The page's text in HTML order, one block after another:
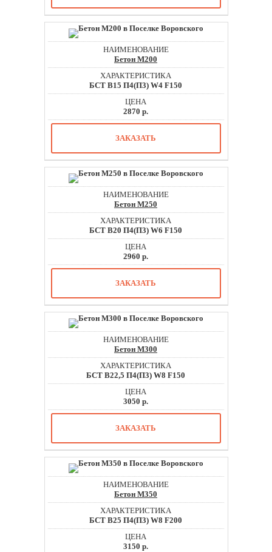
Бетон М200
БСТ В15 П4(П3) W4 F150
2870 р.
ЗАКАЗАТЬ
Бетон М250
БСТ В20 П4(П3) W6 F150
2960 р.
ЗАКАЗАТЬ
Бетон М300
БСТ В22,5 П4(П3) W8 F150
3050 р.
ЗАКАЗАТЬ
Бетон М350
БСТ В25 П4(П3) W8 F200
3150 р.